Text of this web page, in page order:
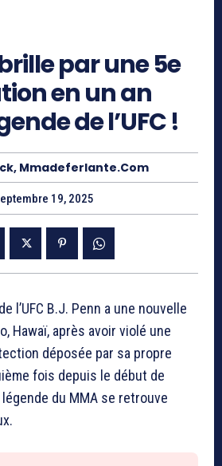
par une 5e
en un an
de l’UFC !
Mmadeferlante.com
19, 2025
l’UFC B.J. Penn a une nouvelle
Hawaï, après avoir violé une
déposée par sa propre
fois depuis le début de
légende du MMA se retrouve